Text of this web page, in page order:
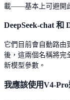
載——基本上可避開
DeepSeek-chat 和
它們目前會自動路由
後，這兩個名稱將完
新模型參數。
我應該使用V4-Pro